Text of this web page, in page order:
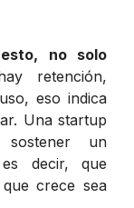
no solo
retención,
eso indica
Una startup
sostener un
es decir, que
crece sea